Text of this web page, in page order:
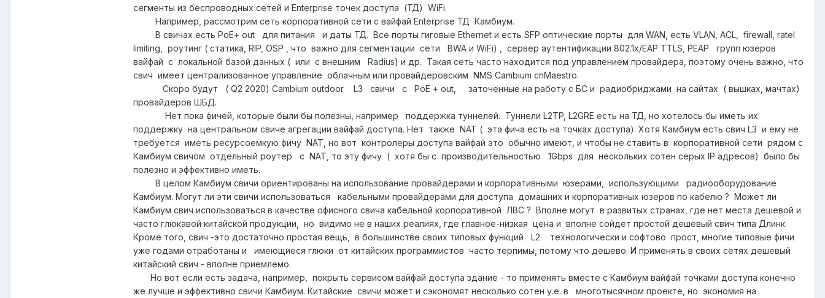
сегменты из беспроводных сетей и Enterprise точек доступа (ТД) WiFi.
Например, рассмотрим сеть корпоративной сети с вайфай Enterprise ТД Камбиум.
В свичах есть PoE+ out для питания и даты ТД. Все порты гиговые Ethernet и есть SFP оптические порты для WAN, есть VLAN, ACL, firewall, ratel
limiting, роутинг ( статика, RIP, OSP , что важно для сегментации сети BWA и WiFi) , сервер аутентификации 802.1x/EAP TTLS, PEAP групп юзеров
вайфай c локальной базой данных ( или с внешним Radius) и др. Такая сеть часто находится под управлением провайдера, поэтому очень важно, что
свич имеет централизованное управление облачным или провайдеровским NMS Cambium cnMaestro.
Скоро будут ( Q2 2020) Cambium outdoor L3 свичи с PoE + out, заточенные на работу с БС и радиобриджами на сайтах ( вышках, мачтах)
провайдеров ШБД.
Нет пока фичей, которые были бы полезны, например поддержка туннелей. Туннели L2TP, L2GRE есть на ТД, но хотелось бы иметь их
поддержку на центральном свиче агрегации вайфай доступа. Нет также NAT ( эта фича есть на точках доступа). Хотя Камбиум есть свич L3 и ему не
требуется иметь ресурсоемкую фичу NAT, но вот контролеры доступа вайфай это обычно имеют, и чтобы не ставить в корпоративной сети рядом с
Камбиум свичом отдельный роутер с NAT, то эту фичу ( хотя бы c производительностью 1Gbps для нескольких сотен серых IP адресов) было бы
полезно и эффективно иметь.
В целом Камбиум свичи ориентированы на использование провайдерами и корпоративными юзерами, использующими радиооборудование
Камбиум. Могут ли эти свичи использоваться кабельными провайдерами для доступа домашних и корпоративных юзеров по кабелю ? Может ли
Камбиум свич использоваться в качеcтве офисного свича кабельной корпоративной ЛВС ? Вполне могут в развитых странах, где нет места дешевой и
часто глюкавой китайcкой продукции, но видимо не в наших реалиях, где главное-низкая цена и вполне сойдет простой дешевый свич типа Длинк.
Кроме того, свич -это достаточно простая вещь, в большинстве своих типовых функций L2 технологически и софтово прост, многие типовые фичи
уже годами отработаны и имеющиеся глюки от китайских программистов часто терпимы, потому что дешево. И применять в своих сетях дешевый
китайский свич - вполне приемлемо.
Но вот если есть задача, например, покрыть сервисом вайфай доступа здание - то применять вместе с Камбиум вайфай точками доступа конечно
же лучше и эффективно свичи Камбиум. Китайские свичи может и сэкономят несколько сотен у.е. в многотысячном проекте, но экономия на